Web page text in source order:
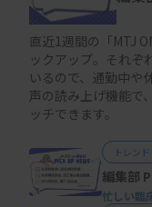
直近1週間の「MTJ
ックアップ。それぞ
いるので、通勤中や
声の読み上げ機能で
ッチできます。
トレンド
編集部
忙しい臨